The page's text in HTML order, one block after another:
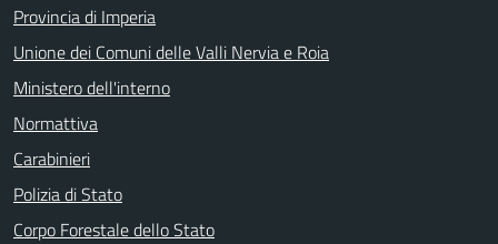
Provincia di Imperia
Unione dei Comuni delle Valli Nervia e Roia
Ministero dell'interno
Normattiva
Carabinieri
Polizia di Stato
Corpo Forestale dello Stato